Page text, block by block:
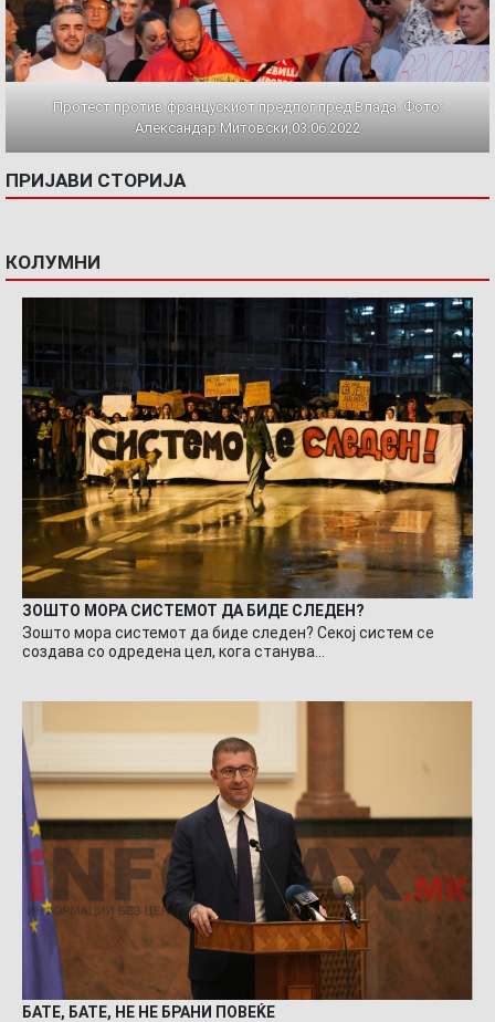
Протест против францускиот предлог пред Влада. Фото:
Александар Митовски,03.06.2022
ПРИЈАВИ СТОРИЈА
КОЛУМНИ
ЗОШТО МОРА СИСТЕМОТ ДА БИДЕ СЛЕДЕН?
Зошто мора системот да биде следен? Секој систем се
создава со одредена цел, кога станува…
БАТЕ, БАТЕ, НЕ НЕ БРАНИ ПОВЕЌЕ